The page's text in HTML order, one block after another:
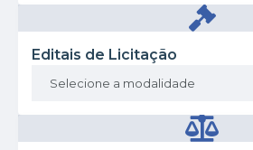
Editais de Licitação